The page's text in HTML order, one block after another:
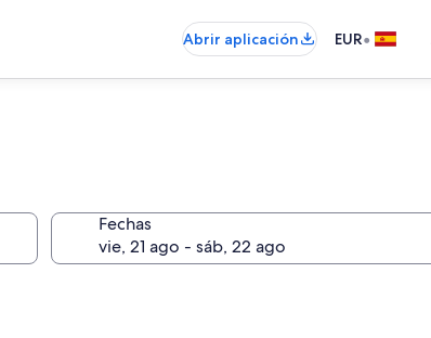
Abrir aplicación EUR•
Fechas